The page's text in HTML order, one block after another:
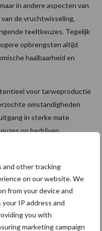
and other tracking
on our website. We
from your device and
IP address and
you with
marketing campaign
in andere aspecten van
de vruchtwisseling,
teeltkeuzes. Tegelijk
opbrengsten altijd
haalbaarheid en
voor tarweproductie
omstandigheden
in sterke mate
op bedrijven.
Agronomic management
yielding environments of